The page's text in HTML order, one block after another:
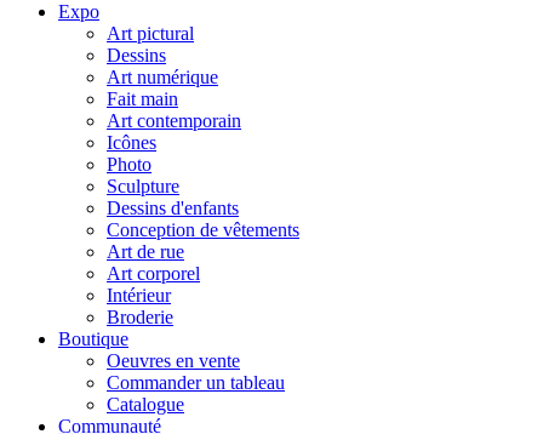
Expo
Art pictural
Dessins
Art numérique
Fait main
Art contemporain
Icônes
Photo
Sculpture
Dessins d'enfants
Conception de vêtements
Art de rue
Art corporel
Intérieur
Broderie
Boutique
Oeuvres en vente
Commander un tableau
Catalogue
Communauté